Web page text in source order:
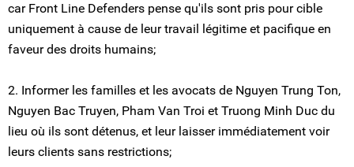
car Front Line Defenders pense qu'ils sont pris pour cible
uniquement à cause de leur travail légitime et pacifique en
faveur des droits humains;
2. Informer les familles et les avocats de Nguyen Trung Ton,
Nguyen Bac Truyen, Pham Van Troi et Truong Minh Duc du
lieu où ils sont détenus, et leur laisser immédiatement voir
leurs clients sans restrictions;